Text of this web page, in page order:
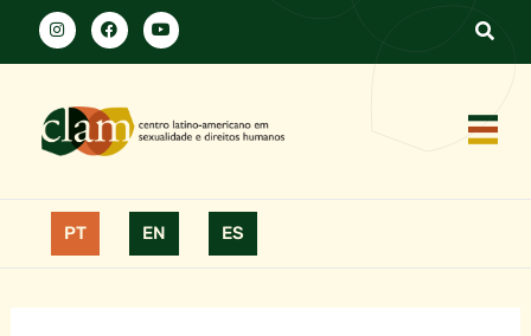
PT EN ES